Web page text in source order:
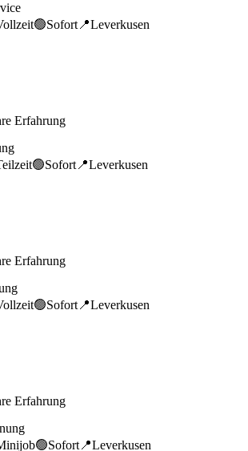
🟢Sofort 📍Leverkusen
Erfahrung
🟢Sofort 📍Leverkusen
Erfahrung
🟢Sofort 📍Leverkusen
Erfahrung
🟢Sofort 📍Leverkusen